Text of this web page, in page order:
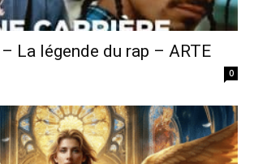
La légende du rap – ARTE
0